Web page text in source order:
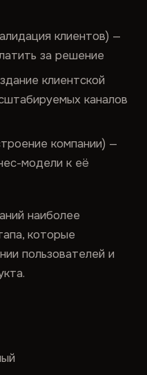
клиентов) —
за решение
клиентской
каналов
компании) —
модели к её
наиболее
которые
пользователей и